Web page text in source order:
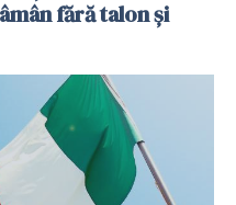
fără talon și